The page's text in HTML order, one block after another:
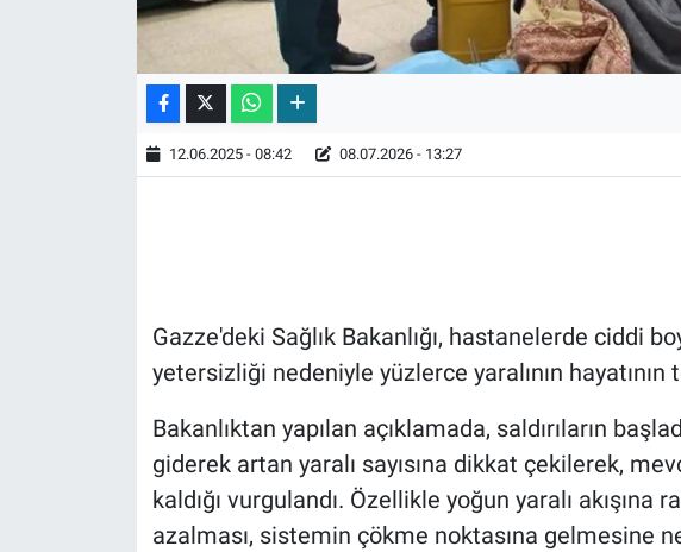
12.06.2025 - 08:42 08.07.2026 - 13:27
Gazze'deki Sağlık Bakanlığı, hastanelerde ciddi
yetersizliği nedeniyle yüzlerce yaralının
Bakanlıktan yapılan açıklamada, saldırıların
giderek artan yaralı sayısına dikkat çekilerek,
kaldığı vurgulandı. Özellikle yoğun yaralı akışına
azalması, sistemin çökme noktasına gelmesine